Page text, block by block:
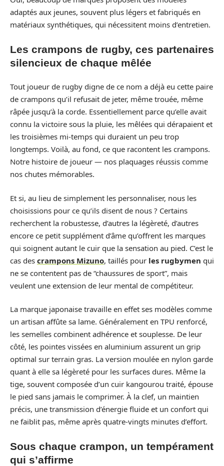
adaptés aux jeunes, souvent plus légers et fabriqués en
matériaux synthétiques, qui nécessitent moins d’entretien.
Les crampons de rugby, ces partenaires
silencieux de chaque mêlée
Tout joueur de rugby digne de ce nom a déjà eu cette paire
de crampons qu’il refusait de jeter, même trouée, même
râpée jusqu’à la corde. Essentiellement parce qu’elle avait
connu la victoire sous la pluie, les mêlées qui dérapaient et
les troisièmes mi-temps qui duraient un peu trop
longtemps. Voilà, au fond, ce que racontent les crampons.
Notre histoire de joueur — nos plaquages réussis comme
nos chutes mémorables.
Et si, au lieu de simplement les personnaliser, nous les
choisissions pour ce qu’ils disent de nous ? Certains
recherchent la robustesse, d’autres la légèreté, d’autres
encore ce petit supplément d’âme qu’offrent les marques
qui soignent autant le cuir que la sensation au pied. C’est le
cas des crampons Mizuno, taillés pour les rugbymen qui
ne se contentent pas de “chaussures de sport”, mais
veulent une extension de leur mental de compétiteur.
La marque japonaise travaille en effet ses modèles comme
un artisan affûte sa lame. Généralement en TPU renforcé,
les semelles combinent adhérence et souplesse. De leur
côté, les pointes vissées en aluminium assurent un grip
optimal sur terrain gras. La version moulée en nylon garde
quant à elle sa légèreté pour les surfaces dures. Même la
tige, souvent composée d’un cuir kangourou traité, épouse
le pied sans jamais le comprimer. À la clef, un maintien
précis, une transmission d’énergie fluide et un confort qui
ne faiblit pas, même après quatre-vingts minutes d’effort.
Sous chaque crampon, un tempérament
qui s’affirme